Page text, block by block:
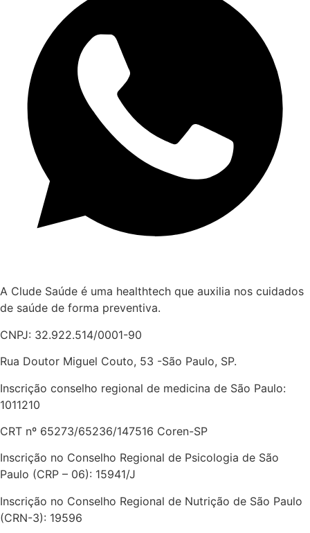
A Clude Saúde é uma healthtech que auxilia nos cuidados
de saúde de forma preventiva.
CNPJ: 32.922.514/0001-90
Rua Doutor Miguel Couto, 53 -São Paulo, SP.
Inscrição conselho regional de medicina de São Paulo:
1011210
CRT nº 65273/65236/147516 Coren-SP
Inscrição no Conselho Regional de Psicologia de São
Paulo (CRP – 06): 15941/J
Inscrição no Conselho Regional de Nutrição de São Paulo
(CRN-3): 19596